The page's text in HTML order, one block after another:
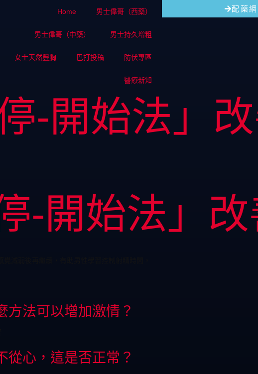
Home 男士偉哥（西藥）
男士偉哥（中藥） 男士持久增粗
女士天然豐胸 巴打投稿 防伏專區
醫療新知
配藥
-開始法」
-開始法」改
方法可以增加激情？
從心，這是否正常？